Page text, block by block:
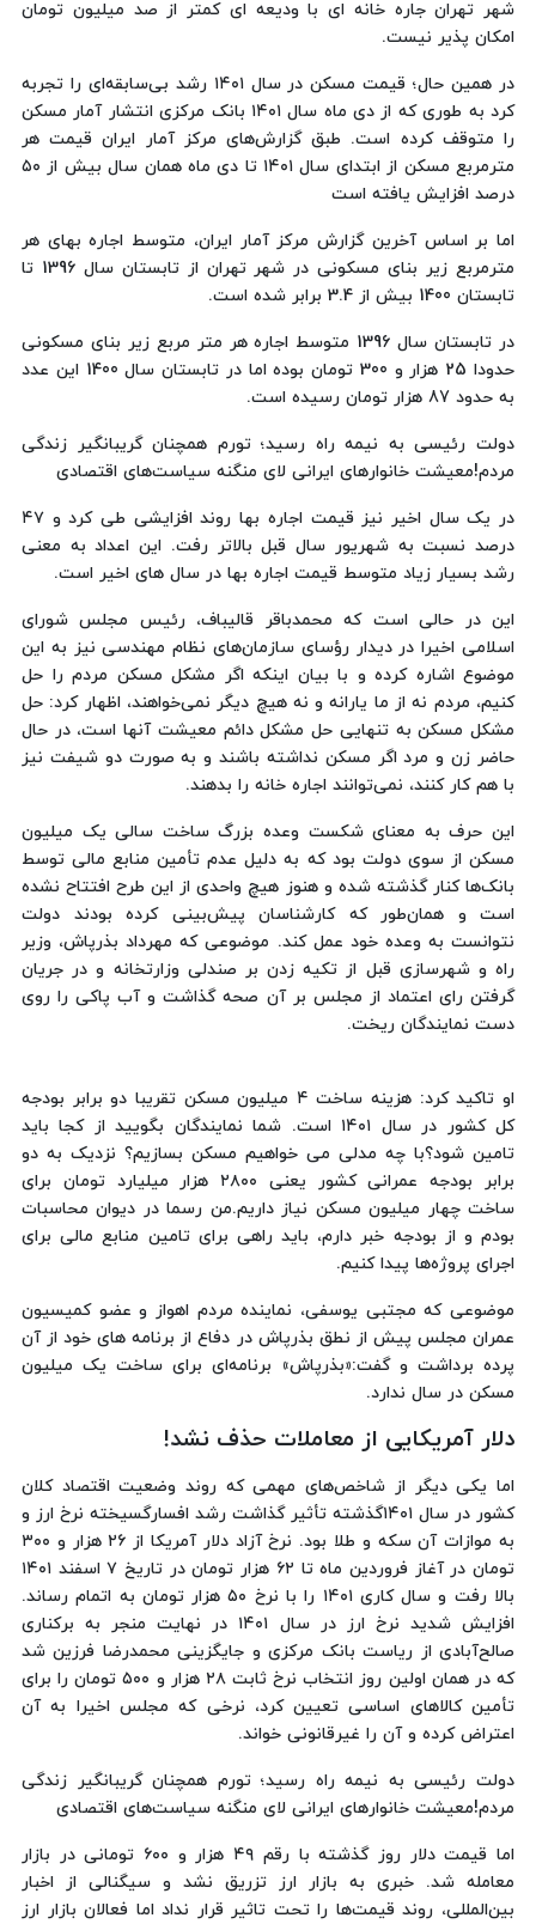
شهر تهران جاره خانه ای با ودیعه ای کمتر از صد میلیون تومان
امکان پذیر نیست.
در همین حال؛ قیمت مسکن در سال ۱۴۰۱ رشد بی‌سابقه‌ای را تجربه
کرد به طوری که از دی ماه سال ۱۴۰۱ بانک مرکزی انتشار آمار مسکن
را متوقف کرده است. طبق گزارش‌های مرکز آمار ایران قیمت هر
مترمربع مسکن از ابتدای سال ۱۴۰۱ تا دی ماه همان سال بیش از ۵۰
درصد افزایش یافته است
اما بر اساس آخرین گزارش مرکز آمار ایران، متوسط اجاره‌ بهای هر
مترمربع زیر بنای مسکونی در شهر تهران از تابستان سال 1396 تا
تابستان 1400 بیش از 3.4 برابر شده است.
در تابستان سال 1396 متوسط اجاره هر متر مربع زیر بنای مسکونی
حدودا 25 هزار و 300 تومان بوده اما در تابستان سال 1400 این عدد
به حدود 87 هزار تومان رسیده است.
دولت رئیسی به نیمه راه رسید؛ تورم همچنان گریبانگیر زندگی
مردم!معیشت خانوارهای ایرانی لای منگنه سیاست‌های اقتصادی
در یک سال اخیر نیز قیمت اجاره بها روند افزایشی طی کرد و ۴۷
درصد نسبت به شهریور سال قبل بالاتر رفت. این اعداد به معنی
رشد بسیار زیاد متوسط قیمت اجاره بها در سال های اخیر است.
این در حالی است که محمدباقر قالیباف، رئیس مجلس شورای
اسلامی اخیرا در دیدار رؤسای سازمان‌های نظام مهندسی نیز به این
موضوع اشاره کرده و با بیان اینکه اگر مشکل مسکن مردم را حل
کنیم، مردم نه از ما یارانه و نه هیچ دیگر نمی‌خواهند، اظهار کرد: حل
مشکل مسکن به تنهایی حل مشکل دائم معیشت آنها است، در حال
حاضر زن و مرد اگر مسکن نداشته باشند و به صورت دو شیفت نیز
با هم کار کنند، نمی‌توانند اجاره خانه را بدهند.
این حرف به معنای شکست وعده بزرگ ساخت سالی یک میلیون
مسکن از سوی دولت بود که به دلیل عدم تأمین منابع مالی توسط
بانک‌ها کنار گذشته شده و هنوز هیچ واحدی از این طرح افتتاح نشده
است و همان‌طور که کارشناسان پیش‌بینی کرده بودند دولت
نتوانست به وعده خود عمل کند. موضوعی که مهرداد بذرپاش، وزیر
راه و شهرسازی قبل از تکیه زدن بر صندلی وزارتخانه و در جریان
گرفتن رای اعتماد از مجلس بر آن صحه گذاشت و آب پاکی را روی
دست نمایندگان ریخت.
او تاکید کرد: هزینه ساخت ۴ میلیون مسکن تقریبا دو برابر بودجه
کل کشور در سال ۱۴۰۱ است. شما نمایندگان بگویید از کجا باید
تامین شود؟با چه مدلی می خواهیم مسکن بسازیم؟ نزدیک به دو
برابر بودجه عمرانی کشور یعنی ۲۸۰۰ هزار میلیارد تومان برای
ساخت چهار میلیون مسکن نیاز داریم.من رسما در دیوان محاسبات
بودم و از بودجه خبر دارم، باید راهی برای تامین منابع مالی برای
اجرای پروژه‌ها پیدا کنیم.
موضوعی که مجتبی یوسفی، نماینده مردم اهواز و عضو کمیسیون
عمران مجلس پیش از نطق بذرپاش در دفاع از برنامه های خود از آن
پرده برداشت و گفت:«بذرپاش» برنامه‌ای برای ساخت یک میلیون
مسکن در سال ندارد.
دلار آمریکایی از معاملات حذف نشد!
اما یکی دیگر از شاخص‌های مهمی که روند وضعیت اقتصاد کلان
کشور در سال ۱۴۰۱گذشته تأثیر گذاشت رشد افسارگسیخته نرخ ارز و
به موازات آن سکه و طلا بود. نرخ آزاد دلار آمریکا از ۲۶ هزار و ۳۰۰
تومان در آغاز فروردین ماه تا ۶۲ هزار تومان در تاریخ ۷ اسفند ۱۴۰۱
بالا رفت و سال کاری ۱۴۰۱ را با نرخ ۵۰ هزار تومان به اتمام رساند.
افزایش شدید نرخ ارز در سال ۱۴۰۱ در نهایت منجر به برکناری
صالح‌آبادی از ریاست بانک مرکزی و جایگزینی محمدرضا فرزین شد
که در همان اولین روز انتخاب نرخ ثابت ۲۸ هزار و ۵۰۰ تومان را برای
تأمین کالاهای اساسی تعیین کرد، نرخی که مجلس اخیرا به آن
اعتراض کرده و آن را غیرقانونی خواند.
دولت رئیسی به نیمه راه رسید؛ تورم همچنان گریبانگیر زندگی
مردم!معیشت خانوارهای ایرانی لای منگنه سیاست‌های اقتصادی
اما قیمت دلار روز گذشته با رقم ۴۹ هزار و ۶۰۰ تومانی در بازار
معامله شد. خبری به بازار ارز تزریق نشد و سیگنالی از اخبار
بین‌المللی، روند قیمت‌ها را تحت تاثیر قرار نداد اما فعالان بازار ارز